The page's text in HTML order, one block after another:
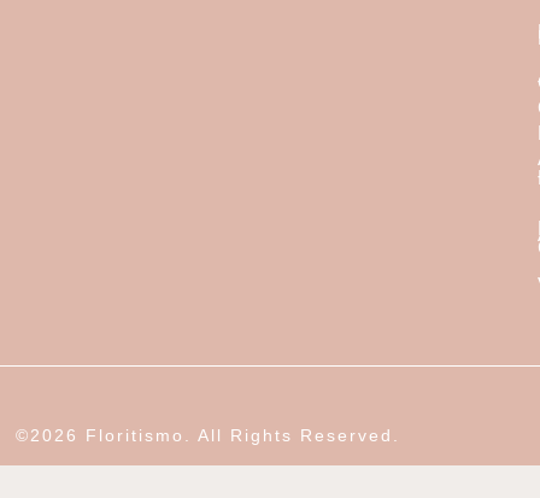
©2026 Floritismo. All Rights Reserved.